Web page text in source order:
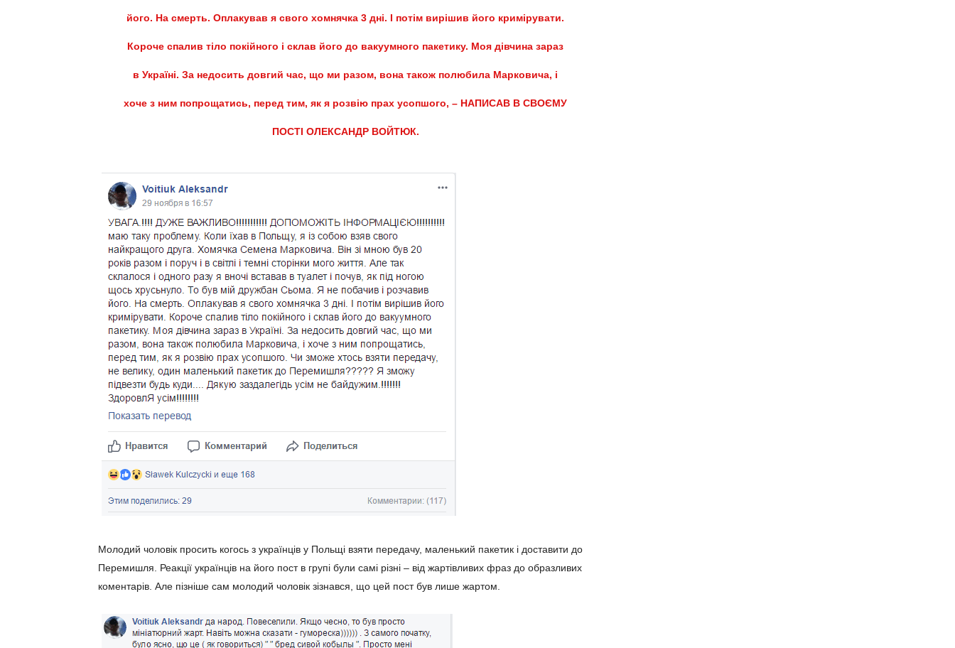
його. На смерть. Оплакував я свого хомнячка 3 дні. І потім вирішив його кримірувати.
Короче спалив тіло покійного і склав його до вакуумного пакетику. Моя дівчина зараз
в Україні. За недосить довгий час, що ми разом, вона також полюбила Марковича, і
хоче з ним попрощатись, перед тим, як я розвію прах усопшого, – НАПИСАВ В СВОЄМУ
ПОСТІ ОЛЕКСАНДР ВОЙТЮК.
Молодий чоловік просить когось з українців у Польщі взяти передачу, маленький пакетик і доставити до
Перемишля. Реакції українців на його пост в групі були самі різні – від жартівливих фраз до образливих
коментарів. Але пізніше сам молодий чоловік зізнався, що цей пост був лише жартом.